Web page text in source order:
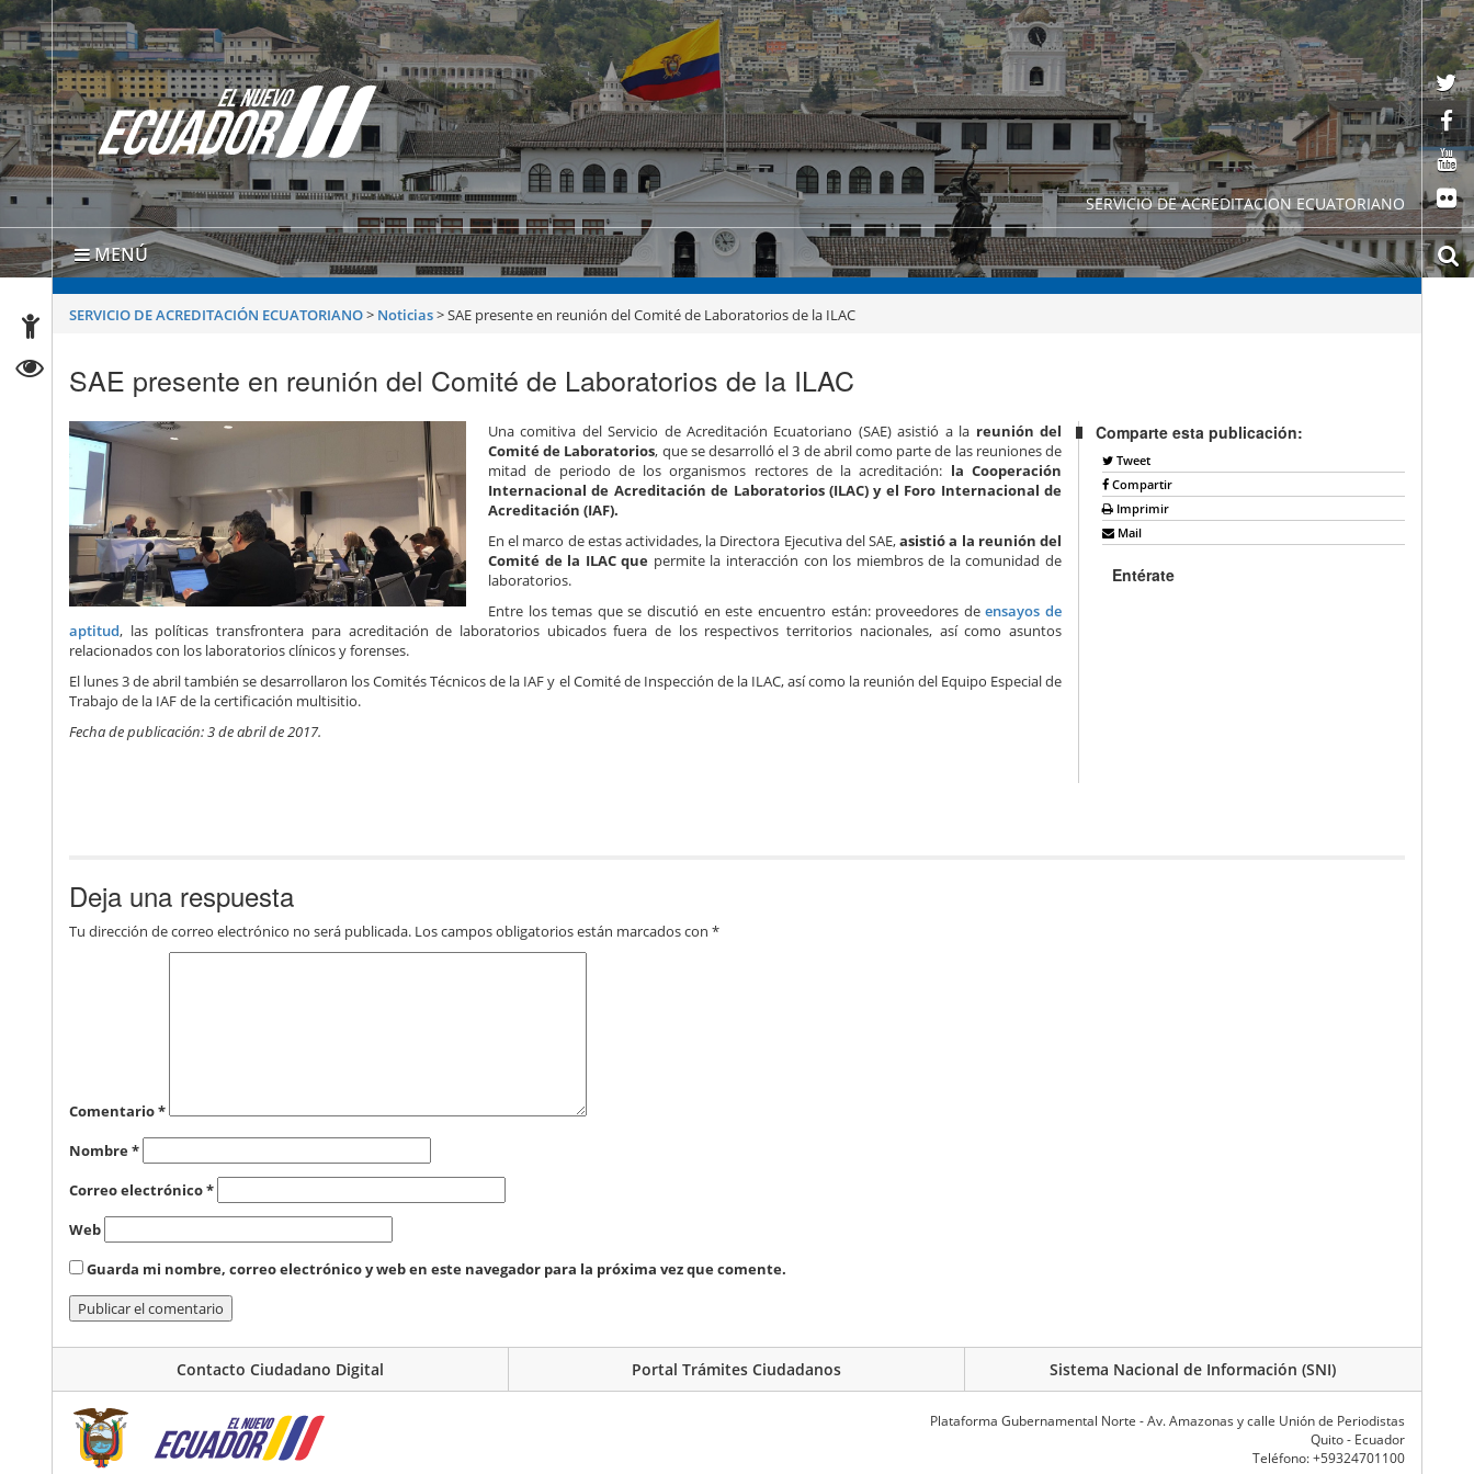
SERVICIO DE ACREDITACION ECUATORIANO
MENÚ
SERVICIO DE ACREDITACIÓN ECUATORIANO> Noticias>SAE presente en reunión del Comité de Laboratorios de la ILAC
SAE presente en reunión del Comité de Laboratorios de la ILAC
Una comitiva del Servicio de Acreditación Ecuatoriano (SAE) asistió a la reunión del
Comité de Laboratorios, que se desarrolló el 3 de abril como parte de las reuniones de
mitad de periodo de los organismos rectores de la acreditación: la Cooperación
Internacionalde Acreditación de Laboratorios (ILAC) y el Foro Internacional de
Acreditación (IAF).
En el marco de estas actividades, la Directora Ejecutiva del SAE,asistió a la reunión del
Comité de la ILAC que permite la interacción con los miembros de la comunidad de
laboratorios.
Entre los temas que se discutió en este encuentro están: proveedores deensayos de
aptitud, las políticas transfrontera para acreditación de laboratorios ubicados fuera de los respectivos territorios nacionales, así como asuntos
relacionados con los laboratorios clínicos y forenses.
El lunes 3 de abril también se desarrollaron los Comités Técnicos de la IAF y el Comité de Inspección de la ILAC, así como la reunión del Equipo Especial de
Trabajo de la IAF de la certificación multisitio.
Fecha de publicación: 3 de abril de 2017.
Comparte esta publicación:
Tweet
Compartir
Imprimir
Mail
Entérate
Deja una respuesta
Tu dirección de correo electrónico no será publicada. Los campos obligatorios están marcados con*
Comentario*
Nombre*
Correo electrónico*
Web
Guarda mi nombre, correo electrónico y web en este navegador para la próxima vez que comente.
Contacto Ciudadano Digital Portal Trámites Ciudadanos Sistema Nacional de Información (SNI)
Plataforma Gubernamental Norte - Av. Amazonas y calle Unión de Periodistas
Quito - Ecuador
Teléfono: +59324701100